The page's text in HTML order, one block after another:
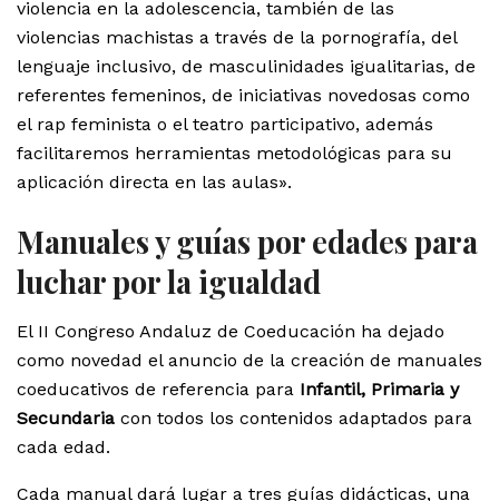
violencia en la adolescencia, también de las
violencias machistas a través de la pornografía, del
lenguaje inclusivo, de masculinidades igualitarias, de
referentes femeninos, de iniciativas novedosas como
el rap feminista o el teatro participativo, además
facilitaremos herramientas metodológicas para su
aplicación directa en las aulas».
Manuales y guías por edades para
luchar por la igualdad
El II Congreso Andaluz de Coeducación ha dejado
como novedad el anuncio de la creación de manuales
coeducativos de referencia para Infantil, Primaria y
Secundaria con todos los contenidos adaptados para
cada edad.
Cada manual dará lugar a tres guías didácticas, una